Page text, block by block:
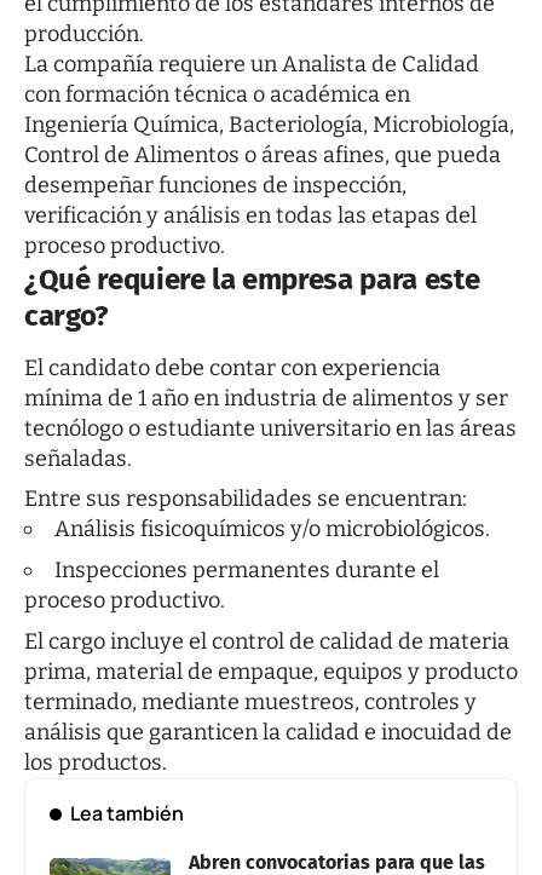
producción.
La compañía requiere un Analista de Calidad
con formación técnica o académica en
Ingeniería Química, Bacteriología, Microbiología,
Control de Alimentos o áreas afines, que pueda
desempeñar funciones de inspección,
verificación y análisis en todas las etapas del
proceso productivo.
¿Qué requiere la empresa para este
cargo?
El candidato debe contar con experiencia
mínima de 1 año en industria de alimentos y ser
tecnólogo o estudiante universitario en las áreas
señaladas.
Entre sus responsabilidades se encuentran:
Análisis fisicoquímicos y/o microbiológicos.
Inspecciones permanentes durante el
proceso productivo.
El cargo incluye el control de calidad de materia
prima, material de empaque, equipos y producto
terminado, mediante muestreos, controles y
análisis que garanticen la calidad e inocuidad de
los productos.
Lea también
Abren convocatorias para que las